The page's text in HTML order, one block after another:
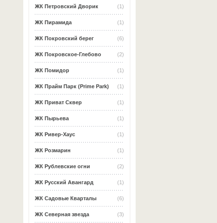
(1)
ЖК Петровский Дворик
(1)
ЖК Пирамида
(6)
ЖК Покровский берег
(2)
ЖК Покровское-Глебово
(1)
ЖК Помидор
(1)
ЖК Прайм Парк (Prime Park)
(1)
ЖК Приват Сквер
(1)
ЖК Пырьева
(1)
ЖК Ривер-Хаус
(1)
ЖК Розмарин
(2)
ЖК Рублевские огни
(1)
ЖК Русский Авангард
(6)
ЖК Садовые Кварталы
(3)
ЖК Северная звезда